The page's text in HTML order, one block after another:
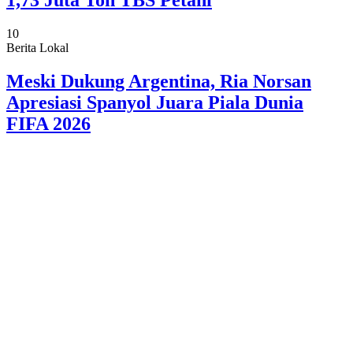
10
Berita Lokal
Meski Dukung Argentina, Ria Norsan
Apresiasi Spanyol Juara Piala Dunia
FIFA 2026